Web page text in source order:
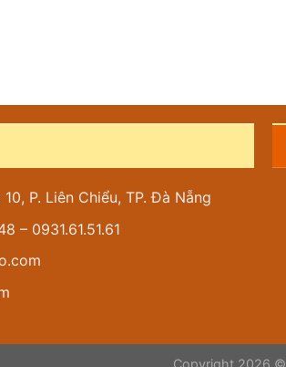
P. Liên Chiểu, TP. Đà Nẵng
– 0931.61.51.61
Copyright 2026 ©